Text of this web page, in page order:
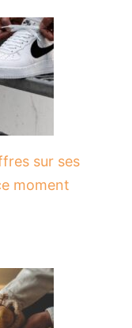
sur ses
moment